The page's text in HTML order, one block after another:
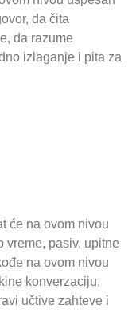
da čita
da razume
izlaganje i pita za
će na ovom nivou
vreme, pasiv, upitne
na ovom nivou
konverzaciju,
učtive zahteve i